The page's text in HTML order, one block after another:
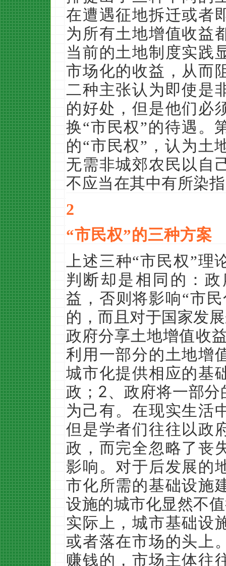
在遭遇征地拆迁或者
为所有土地增值收益
当前的土地制度实践
市场化的收益，从而
二种主张认为即使是
的好处，但是他们必
换“市民权”的待遇。
的“市民权”，认为土
无需非城郊农民以自
不应当在其中有所染
2
“市民权”的三种方案
上述三种“市民权”理
判断却是相同的：
益，否则将影响“市
的，而且对于国家发
政府分享土地增值收
利用一部分的土地增
城市化提供相应的基
政； 2、政府将一部
为己有。在现实生活
但是学者们往往以政
政，而完全忽略了丧
影响。对于后发展的
市化所需的基础设施
设施的城市化显然不
实际上，城市基础设
或者落在市场的头上
赚钱的，市场主体往